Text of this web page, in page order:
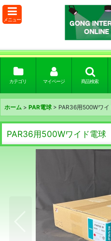
メニュー
カテゴリ マイページ 商品検索
ホーム > PAR電球 > PAR36用500Wワイ
PAR36用500Wワイド電球